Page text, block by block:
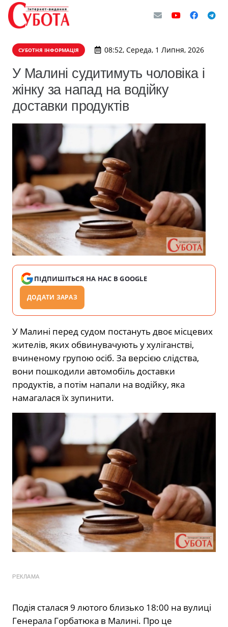
СУБОТНЯ ІНФОРМАЦІЯ 08:52, Середа, 1 Липня, 2026
У Малині судитимуть чоловіка і
жінку за напад на водійку
доставки продуктів
ПІДПИШІТЬСЯ НА НАС В GOOGLE
ДОДАТИ ЗАРАЗ
У Малині перед судом постануть двоє місцевих
жителів, яких обвинувачують у хуліганстві,
вчиненому групою осіб. За версією слідства,
вони пошкодили автомобіль доставки
продуктів, а потім напали на водійку, яка
намагалася їх зупинити.
РЕКЛАМА
Подія сталася 9 лютого близько 18:00 на вулиці
Генерала Горбатюка в Малині. Про це